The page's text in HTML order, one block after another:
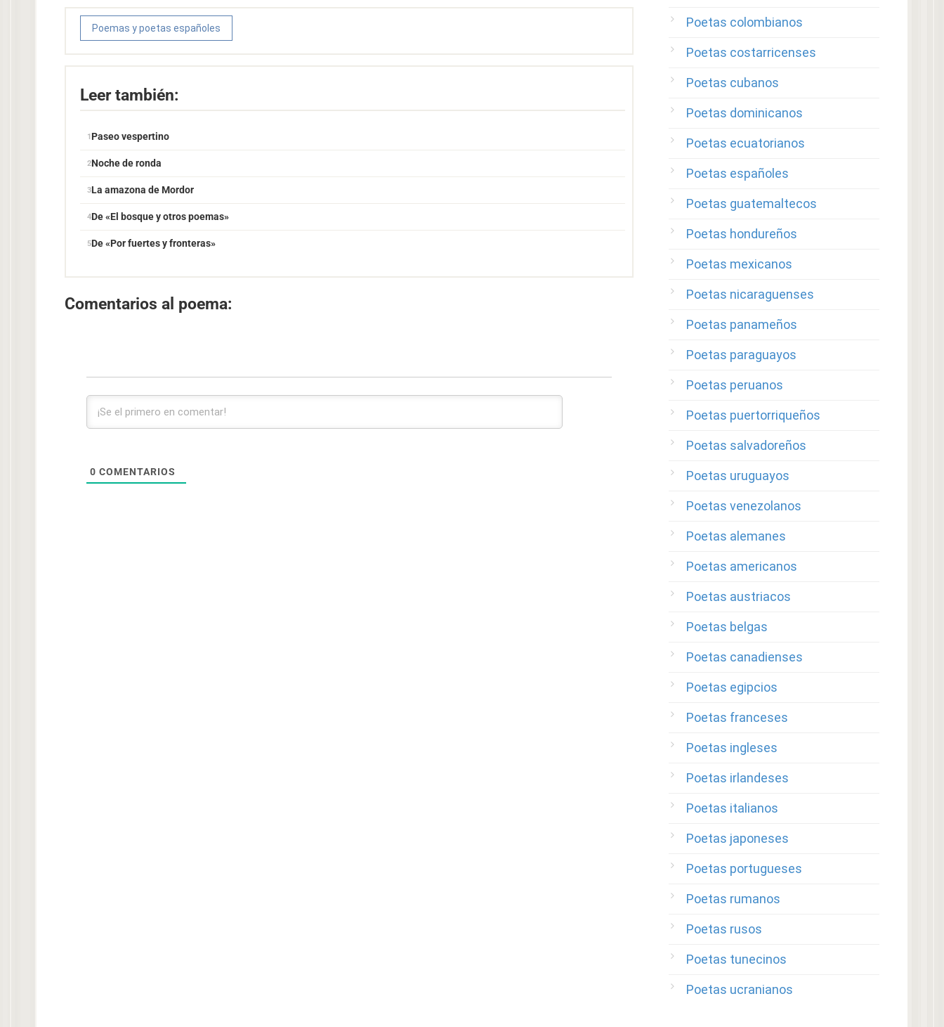
Poemas y poetas españoles
Leer también:
Paseo vespertino
Noche de ronda
La amazona de Mordor
De «El bosque y otros poemas»
De «Por fuertes y fronteras»
Comentarios al poema:
0 COMENTARIOS
Poetas colombianos
Poetas costarricenses
Poetas cubanos
Poetas dominicanos
Poetas ecuatorianos
Poetas españoles
Poetas guatemaltecos
Poetas hondureños
Poetas mexicanos
Poetas nicaraguenses
Poetas panameños
Poetas paraguayos
Poetas peruanos
Poetas puertorriqueños
Poetas salvadoreños
Poetas uruguayos
Poetas venezolanos
Poetas alemanes
Poetas americanos
Poetas austriacos
Poetas belgas
Poetas canadienses
Poetas egipcios
Poetas franceses
Poetas ingleses
Poetas irlandeses
Poetas italianos
Poetas japoneses
Poetas portugueses
Poetas rumanos
Poetas rusos
Poetas tunecinos
Poetas ucranianos